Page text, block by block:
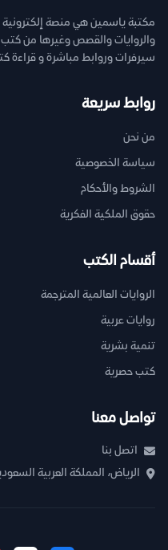
مكتبة ياسمين هي منصة إلكترونية
سيرفرات وروابط مباشرة و قراءة
روابط سريعة
من نحن
سياسة الخصوصية
الشروط والأحكام
حقوق الملكية الفكرية
أقسام الكتب
الروايات العالمية المترجمة
روايات عربية
تنمية بشرية
كتب حصرية
تواصل معنا
اتصل بنا
الرياض، المملكة العربية